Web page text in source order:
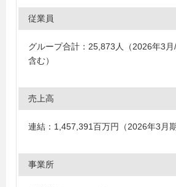
従業員
グループ合計：25,873人（2026年3
含む）
売上高
連結：1,457,391百万円（2026年3月期
事業所